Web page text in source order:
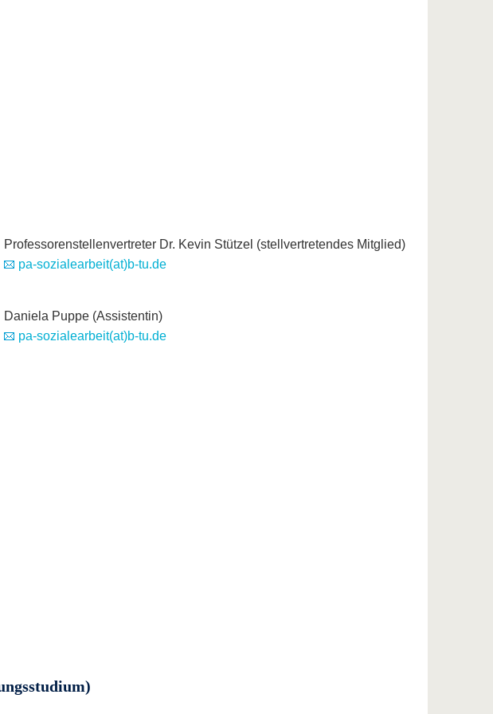
Professorenstellenvertreter Dr. Kevin Stützel (stellvertretendes Mitglied)
pa-sozialearbeit(at)b-tu.de
Daniela Puppe (Assistentin)
pa-sozialearbeit(at)b-tu.de